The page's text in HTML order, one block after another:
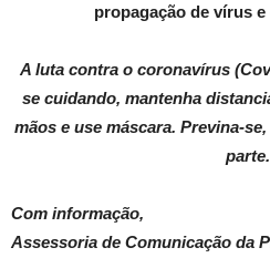
propagação de vírus
A luta contra o coronavírus
se cuidando, mantenha
mãos e use máscara. Previna-
parte.
Com informação,
Assessoria de Comunicação da